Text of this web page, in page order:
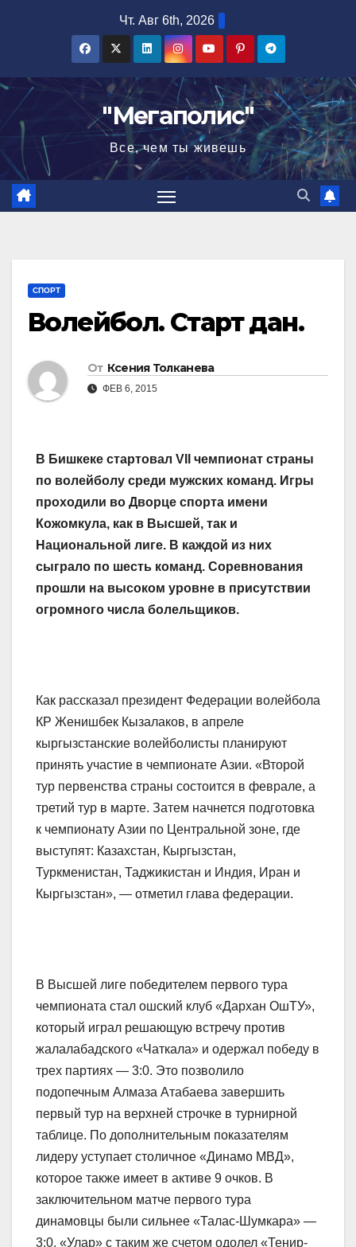
Чт. Авг 6th, 2026
"Мегаполис"
Все, чем ты живешь
СПОРТ
Волейбол. Старт дан.
От Ксения Толканева
ФЕВ 6, 2015
В Бишкеке стартовал VII чемпионат страны
по волейболу среди мужских команд. Игры
проходили во Дворце спорта имени
Кожомкула, как в Высшей, так и
Национальной лиге. В каждой из них
сыграло по шесть команд. Соревнования
прошли на высоком уровне в присутствии
огромного числа болельщиков.
Как рассказал президент Федерации волейбола
КР Женишбек Кызалаков, в апреле
кыргызстанские волейболисты планируют
принять участие в чемпионате Азии. «Второй
тур первенства страны состоится в феврале, а
третий тур в марте. Затем начнется подготовка
к чемпионату Азии по Центральной зоне, где
выступят: Казахстан, Кыргызстан,
Туркменистан, Таджикистан и Индия, Иран и
Кыргызстан», — отметил глава федерации.
В Высшей лиге победителем первого тура
чемпионата стал ошский клуб «Дархан ОшТУ»,
который играл решающую встречу против
жалалабадского «Чаткала» и одержал победу в
трех партиях — 3:0. Это позволило
подопечным Алмаза Атабаева завершить
первый тур на верхней строчке в турнирной
таблице. По дополнительным показателям
лидеру уступает столичное «Динамо МВД»,
которое также имеет в активе 9 очков. В
заключительном матче первого тура
динамовцы были сильнее «Талас-Шумкара» —
3:0. «Улар» с таким же счетом одолел «Тенир-